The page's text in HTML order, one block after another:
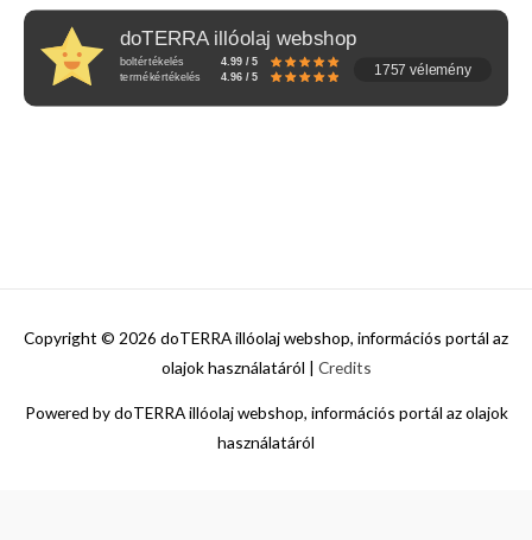
doTERRA illóolaj webshop
boltértékelés
4.99 / 5
termékértékelés
4.96 / 5 1757 vélemény
Copyright © 2026 doTERRA illóolaj webshop, információs portál az
olajok használatáról | Credits
Powered bydoTERRA illóolaj webshop, információs portál az olajok
használatáról